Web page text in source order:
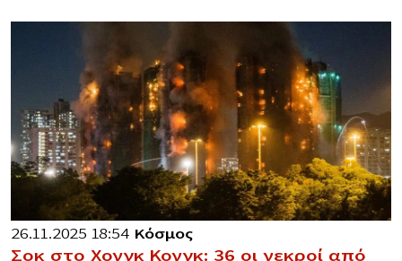
26.11.2025 18:54 Κόσμος
Σοκ στο Χονγκ Κονγκ: 36 οι νεκροί από